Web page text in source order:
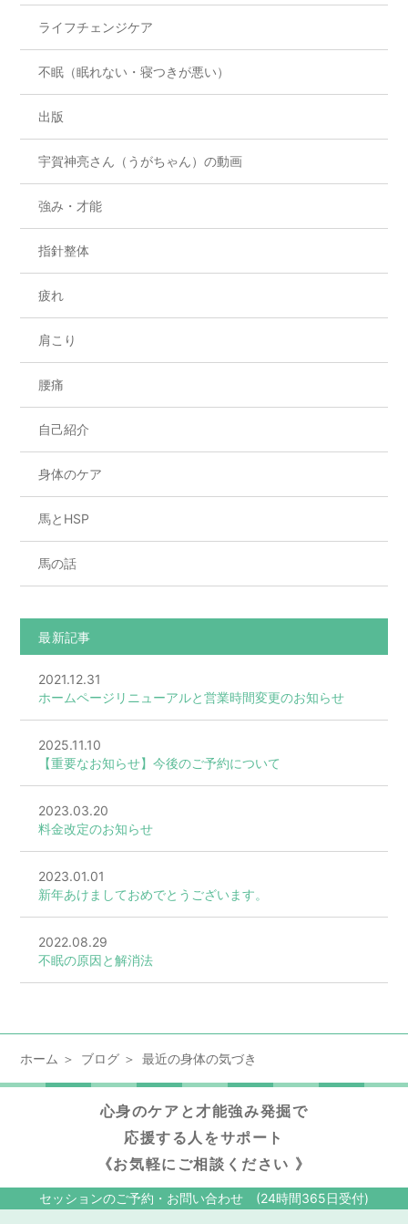
ライフチェンジケア
不眠（眠れない・寝つきが悪い）
出版
宇賀神亮さん（うがちゃん）の動画
強み・才能
指針整体
疲れ
肩こり
腰痛
自己紹介
身体のケア
馬とHSP
馬の話
最新記事
2021.12.31
ホームページリニューアルと営業時間変更のお知らせ
2025.11.10
【重要なお知らせ】今後のご予約について
2023.03.20
料金改定のお知らせ
2023.01.01
新年あけましておめでとうございます。
2022.08.29
不眠の原因と解消法
ホーム ブログ 最近の身体の気づき
心身のケアと才能強み発掘で
応援する人をサポート
《お気軽にご相談ください 》
セッションのご予約・お問い合わせ (24時間365日受付)